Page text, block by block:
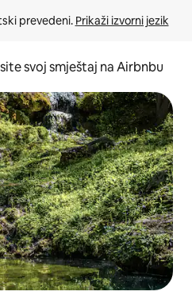
prevedeni. Prikaži izvorni jezik
svoj smještaj na Airbnbu